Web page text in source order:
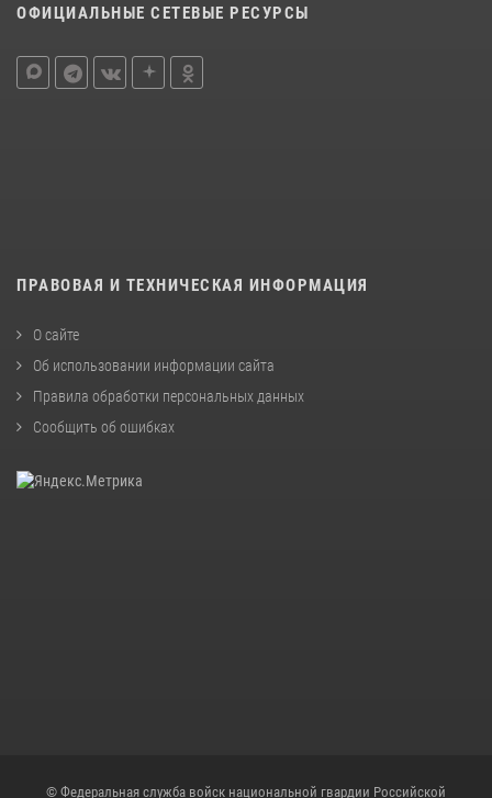
ОФИЦИАЛЬНЫЕ СЕТЕВЫЕ РЕСУРСЫ
ПРАВОВАЯ И ТЕХНИЧЕСКАЯ ИНФОРМАЦИЯ
О сайте
Об использовании информации сайта
Правила обработки персональных данных
Сообщить об ошибках
© Федеральная служба войск национальной гвардии Российской